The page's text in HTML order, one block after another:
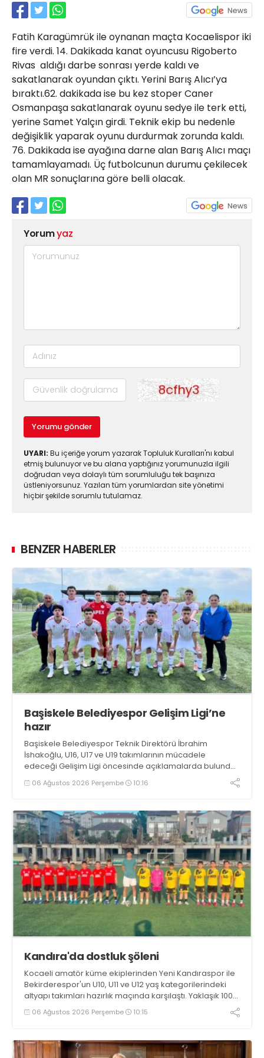
Fatih Karagümrük ile oynanan maçta Kocaelispor iki
fire verdi. 14. Dakikada kanat oyuncusu Rigoberto
Rivas aldığı darbe sonrası yerde kaldı ve
sakatlanarak oyundan çıktı. Yerini Barış Alıcı’ya
bıraktı.62. dakikada ise bu kez stoper Caner
Osmanpaşa sakatlanarak oyunu sedye ile terk etti,
yerine Samet Yalçın girdi. Teknik ekip bu nedenle
değişiklik yaparak oyunu durdurmak zorunda kaldı.
76. Dakikada ise ayağına darne alan Barış Alıcı maçı
tamamlayamadı. Üç futbolcunun durumu çekilecek
olan MR sonuçlarına göre belli olacak.
Yorumyaz
Yorumu gönder
UYARI: Bu içeriğe yorum yazarak Topluluk Kuralları'nı kabul
etmiş bulunuyor ve bu alana yaptığınız yorumunuzla ilgili
doğrudan veya dolaylı tüm sorumluluğu tek başınıza
üstleniyorsunuz. Yazılan tüm yorumlardan site yönetimi
hiçbir şekilde sorumlu tutulamaz.
BENZER HABERLER
Başiskele Belediyespor Gelişim Ligi’ne
hazır
Başiskele Belediyespor Teknik Direktörü İbrahim
İshakoğlu, U16, U17 ve U19 takımlarının mücadele
edeceği Gelişim Ligi öncesinde açıklamalarda bulundu.
Genç oyuncuların gelişimine dikkat çeken İshakoğlu,
hedeflerinin sadece sonuç almak değil, Türk futboluna
06 Ağustos 2026 Perşembe 10:16
Kandıra'da dostluk şöleni
Kocaeli amatör küme ekiplerinden Yeni Kandıraspor ile
Bekirderespor'un U10, U11 ve U12 yaş kategorilerindeki
altyapı takımları hazırlık maçında karşılaştı. Yaklaşık 100
genç futbolcunun ter döktüğü maçların ardından
sporculara Kandıra'nın yöresel lezzeti mancarlı pide ve
06 Ağustos 2026 Perşembe 10:15
haber@golcukpostasi.com